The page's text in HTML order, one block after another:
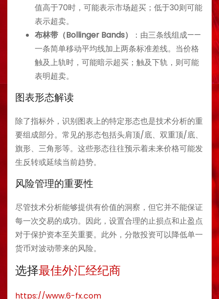
值高于70时，可能表示市场超买；低于30则可能
表示超卖。
布林带（Bollinger Bands）
：由三条线组成——
一条简单移动平均线加上两条标准差线。当价格
触及上轨时，可能暗示超买；触及下轨，则可能
表明超卖。
图表形态解读
除了指标外，识别图表上的特定形态也是技术分析的重
要组成部分。常见的形态包括头肩顶/底、双重顶/底、
旗形、三角形等。这些形态往往预示着未来价格可能发
生反转或延续当前趋势。
风险管理的重要性
尽管技术分析能够提供有价值的洞察，但它并不能保证
每一次交易的成功。因此，设置合理的止损点和止盈点
对于保护资本至关重要。此外，分散投资可以降低单一
货币对波动带来的风险。
选择最佳外汇经纪商
https://www.6-fx.com